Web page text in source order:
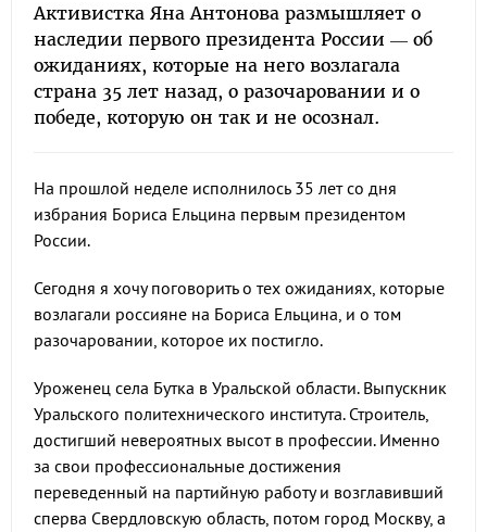
Активистка Яна Антонова размышляет о
наследии первого президента России — об
ожиданиях, которые на него возлагала
страна 35 лет назад, о разочаровании и о
победе, которую он так и не осознал.
На прошлой неделе исполнилось 35 лет со дня
избрания Бориса Ельцина первым президентом
России.
Сегодня я хочу поговорить о тех ожиданиях, которые
возлагали россияне на Бориса Ельцина, и о том
разочаровании, которое их постигло.
Уроженец села Бутка в Уральской области. Выпускник
Уральского политехнического института. Строитель,
достигший невероятных высот в профессии. Именно
за свои профессиональные достижения
переведенный на партийную работу и возглавивший
сперва Свердловскую область, потом город Москву, а